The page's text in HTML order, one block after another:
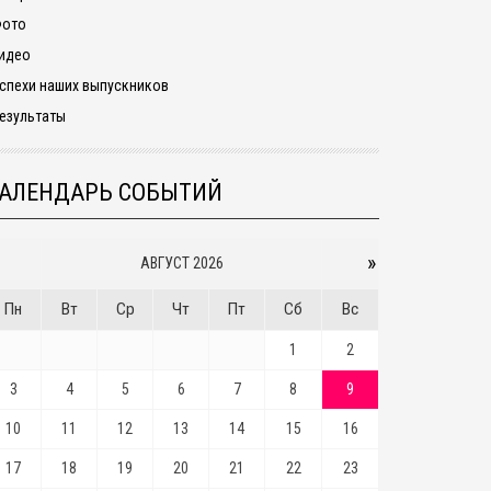
наших выпускников
СОБЫТИЙ
АВГУСТ 2026 »
Пн Вт Ср Чт Пт Сб Вс
1 2
3 4 5 6 7 8 9
10 11 12 13 14 15 16
17 18 19 20 21 22 23